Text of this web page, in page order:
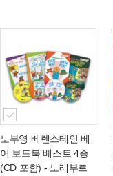
노부영 베렌스테인 베
어 보드북 베스트 4종
(CD 포함) - 노래부르